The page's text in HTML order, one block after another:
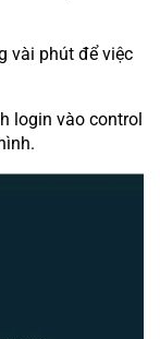
vài phút để việc
login vào control